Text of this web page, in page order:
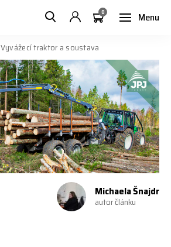
Menu
0
Vyvážecí traktor a soustava
Michaela Šnajdr
autor článku